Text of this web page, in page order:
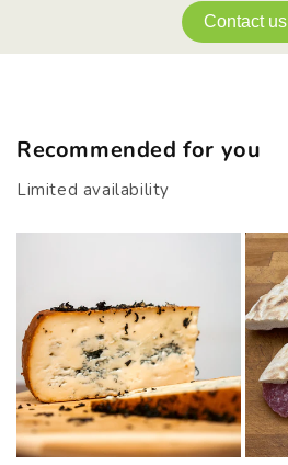
Contact us
Recommended for you
Limited availability